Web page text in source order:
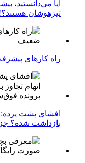
آیا می‌دانستید،
تیزهوشان
راه کارهای
افشای پشت پرده:
بازداشت شده؟